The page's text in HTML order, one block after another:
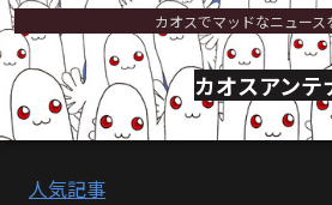
カオスでマッドなニュース
カオスアンテ
人気記事